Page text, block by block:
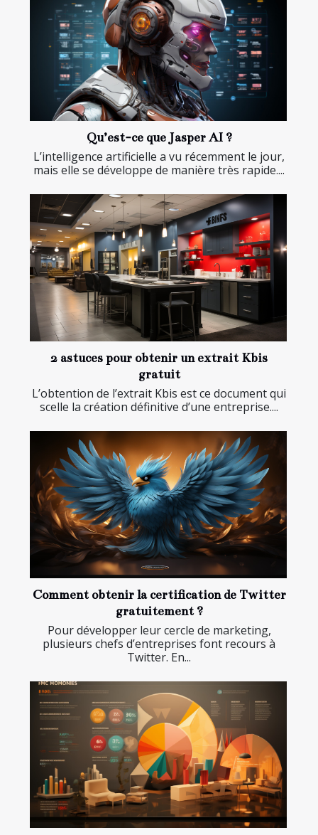
Qu’est-ce que Jasper AI ?
L’intelligence artificielle a vu récemment le jour,
mais elle se développe de manière très rapide....
2 astuces pour obtenir un extrait Kbis
gratuit
L’obtention de l’extrait Kbis est ce document qui
scelle la création définitive d’une entreprise....
Comment obtenir la certification de Twitter
gratuitement ?
Pour développer leur cercle de marketing,
plusieurs chefs d’entreprises font recours à
Twitter. En...